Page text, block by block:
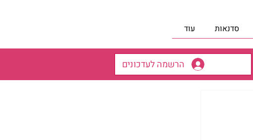
סדנאות עוד
הרשמה לעדכונים